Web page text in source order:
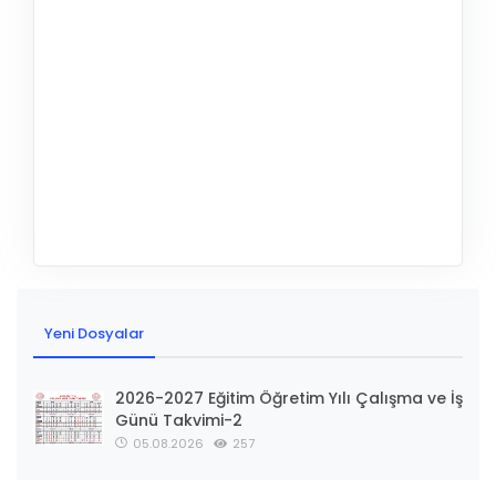
Yeni Dosyalar
2026-2027 Eğitim Öğretim Yılı Çalışma ve İş
Günü Takvimi-2
05.08.2026 257